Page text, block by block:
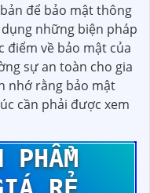
để bảo mật thông
những biện pháp
điểm về bảo mật của
sự an toàn cho gia
nhớ rằng bảo mật
cần phải được xem
PHẨM